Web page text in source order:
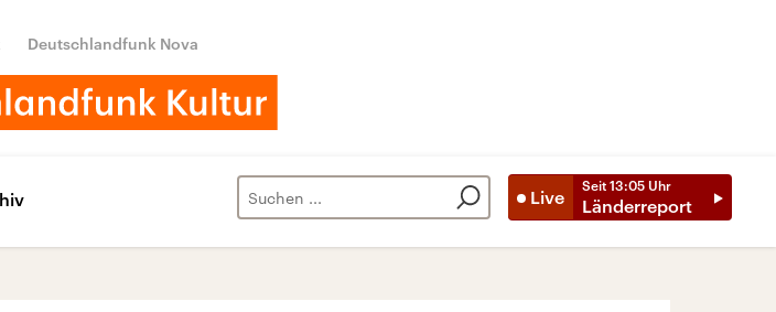
Deutschlandfunk Nova
Live
Seit 13:05 Uhr
Länderreport